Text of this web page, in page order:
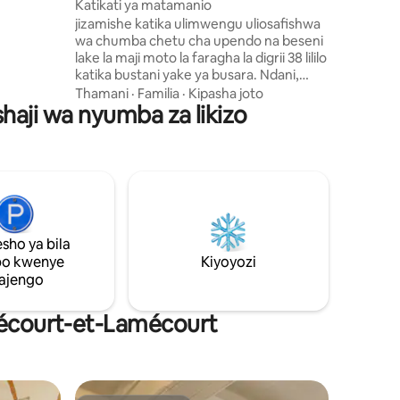
ya
Katikati ya matamanio
jizamishe katika ulimwengu uliosafishwa
wa chumba chetu cha upendo na beseni
lake la maji moto la faragha la digrii 38 lililo
katika bustani yake ya busara. Ndani,
angahewa inavutia na kiti chake cha
tantra, meko ya bioethanol, na bafu la
XXL lenye anga la mvua. Kitanda cha
vifaa vibaya vitafanya ukaaji wako uwe
wakati safi wa kupumzika na kushawishi...
Thamani · Familia · Kipasha joto
wa nyumba za likizo
ya bila
kwenye
Kiyoyozi
et-Lamécourt